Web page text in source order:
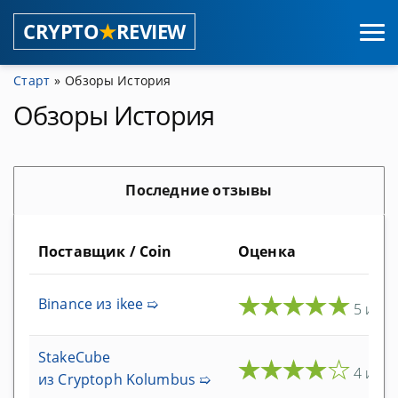
CRYPTO★REVIEW
Coins
Общие мастерноды
Пулы мастернод
Браузерные кошельки
Аппаратные кошельки
Старт Обзоры История
Обзоры История
Последние отзывы
Поставщик / Coin Оценка
Binance из ikee ➯ ★★★★★ 5 из 5
StakeCube
из Cryptoph Kolumbus ➯
★★★★★4 из 5